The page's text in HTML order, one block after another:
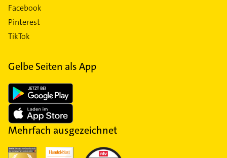
Facebook
Pinterest
TikTok
Gelbe Seiten als App
Mehrfach ausgezeichnet